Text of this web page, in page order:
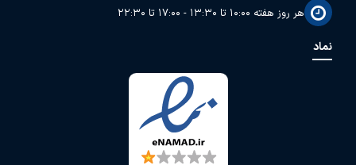
هر روز هفته 10:00 تا 13:30 - 17:00 تا 22:30
نماد